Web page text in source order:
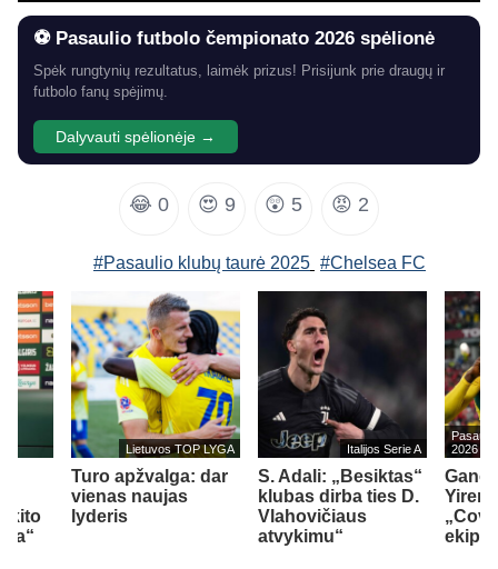
⚽ Pasaulio futbolo čempionato 2026 spėlionė
Spėk rungtynių rezultatus, laimėk prizus! Prisijunk prie draugų ir
futbolo fanų spėjimų.
Dalyvauti spėlionėje →
😂 0 😍 9 😲 5 😡 2
#Pasaulio klubų taurė 2025 #Chelsea FC
kito
Lietuvos TOP LYGA
Turo apžvalga: dar
vienas naujas
lyderis
Italijos Serie A
S. Adali: „Besiktas“
klubas dirba ties D.
Vlahovičiaus
atvykimu“
2026
ekipą